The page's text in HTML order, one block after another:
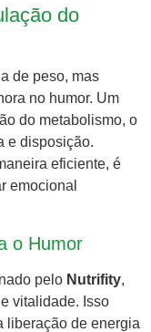
do
de peso, mas
no humor. Um
do metabolismo, o
e disposição.
eficiente, é
emocional
o Humor
pelo Nutrifity,
vitalidade. Isso
liberação de energia